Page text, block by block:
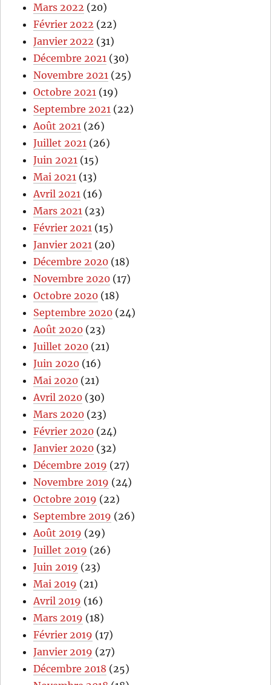
Mars 2022 (20)
Février 2022 (22)
Janvier 2022 (31)
Décembre 2021 (30)
Novembre 2021 (25)
Octobre 2021 (19)
Septembre 2021 (22)
Août 2021 (26)
Juillet 2021 (26)
Juin 2021 (15)
Mai 2021 (13)
Avril 2021 (16)
Mars 2021 (23)
Février 2021 (15)
Janvier 2021 (20)
Décembre 2020 (18)
Novembre 2020 (17)
Octobre 2020 (18)
Septembre 2020 (24)
Août 2020 (23)
Juillet 2020 (21)
Juin 2020 (16)
Mai 2020 (21)
Avril 2020 (30)
Mars 2020 (23)
Février 2020 (24)
Janvier 2020 (32)
Décembre 2019 (27)
Novembre 2019 (24)
Octobre 2019 (22)
Septembre 2019 (26)
Août 2019 (29)
Juillet 2019 (26)
Juin 2019 (23)
Mai 2019 (21)
Avril 2019 (16)
Mars 2019 (18)
Février 2019 (17)
Janvier 2019 (27)
Décembre 2018 (25)